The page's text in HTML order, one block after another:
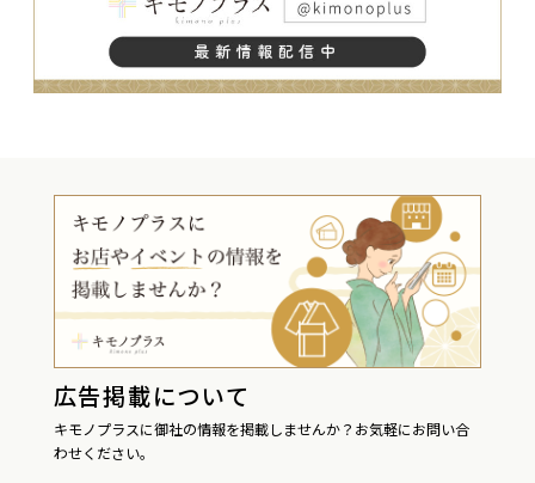
広告掲載について
キモノプラスに御社の情報を掲載しませんか？お気軽にお問い合
わせください。